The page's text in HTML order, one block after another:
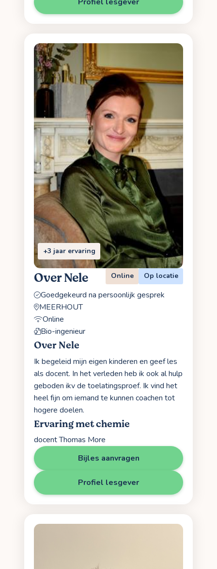
+3 jaar ervaring
Over Nele Online Op locatie
Goedgekeurd na persoonlijk gesprek
MEERHOUT
Online
Bio-ingenieur
Over Nele
Ik begeleid mijn eigen kinderen en geef les
als docent. In het verleden heb ik ook al hulp
geboden ikv de toelatingsproef. Ik vind het
heel fijn om iemand te kunnen coachen tot
hogere doelen.
Ervaring met chemie
docent Thomas More
Bijles aanvragen
Profiel lesgever